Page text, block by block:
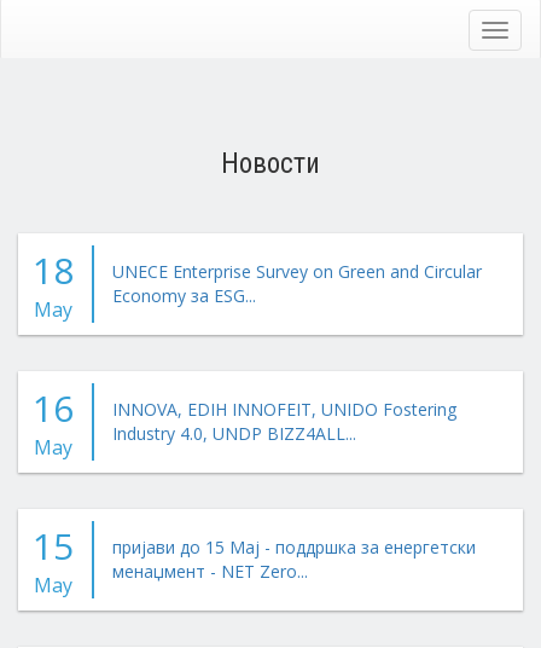
Новости
18
May
UNECE Enterprise Survey on Green and Circular
Economy за ESG...
16
May
INNOVA, EDIH INNOFEIT, UNIDO Fostering
Industry 4.0, UNDP BIZZ4ALL...
15
May
пријави до 15 Мај - поддршка за енергетски
менаџмент - NET Zero...